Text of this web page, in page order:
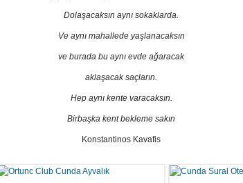
Dolaşacaksın aynı sokaklarda.
Ve aynı mahallede yaşlanacaksın
ve burada bu aynı evde ağaracak
aklaşacak saçların.
Hep aynı kente varacaksın.
Birbaşka kent bekleme sakın
Konstantinos Kavafis